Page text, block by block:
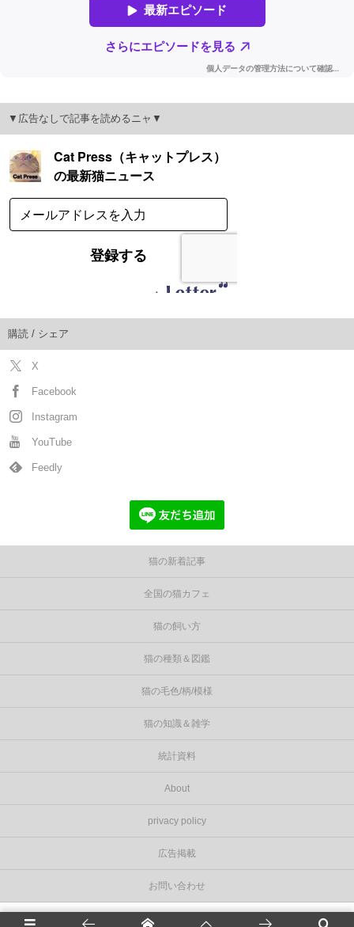
▼広告なしで記事を読めるニャ▼
購読 / シェア
X
Facebook
Instagram
YouTube
Feedly
猫の新着記事
全国の猫カフェ
猫の飼い方
猫の種類＆図鑑
猫の毛色/柄/模様
猫の知識＆雑学
統計資料
About
privacy policy
広告掲載
お問い合わせ
Cat Press（キャットプレス）